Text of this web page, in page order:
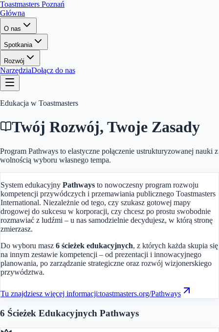
Toastmasters Poznań
Główna
O nas
Spotkania
Rozwój
NarzędziaDołącz do nas
Edukacja w Toastmasters
Twój Rozwój, Twoje Zasady
Program Pathways to elastyczne połączenie ustrukturyzowanej nauki z
wolnością wyboru własnego tempa.
System edukacyjny Pathways to nowoczesny program rozwoju
kompetencji przywódczych i przemawiania publicznego Toastmasters
International. Niezależnie od tego, czy szukasz gotowej mapy
drogowej do sukcesu w korporacji, czy chcesz po prostu swobodnie
rozmawiać z ludźmi – u nas samodzielnie decydujesz, w którą stronę
zmierzasz.
Do wyboru masz 6 ścieżek edukacyjnych, z których każda skupia się
na innym zestawie kompetencji – od prezentacji i innowacyjnego
planowania, po zarządzanie strategiczne oraz rozwój wizjonerskiego
przywództwa.
Tu znajdziesz więcej informacji:toastmasters.org/Pathways
6 Ścieżek Edukacyjnych Pathways